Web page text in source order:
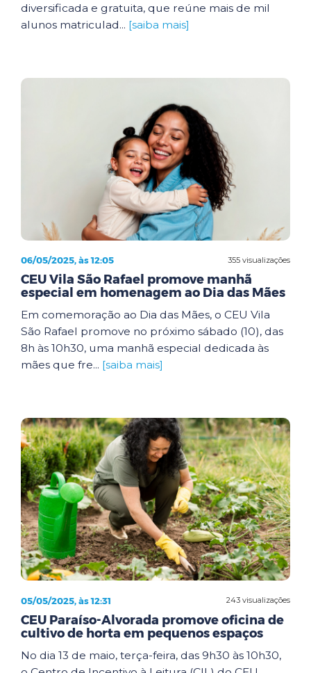
diversificada e gratuita, que reúne mais de mil
alunos matriculad... [saiba mais]
355 visualizações
06/05/2025, às 12:05
CEU Vila São Rafael promove manhã
especial em homenagem ao Dia das Mães
Em comemoração ao Dia das Mães, o CEU Vila
São Rafael promove no próximo sábado (10), das
8h às 10h30, uma manhã especial dedicada às
mães que fre... [saiba mais]
243 visualizações
05/05/2025, às 12:31
CEU Paraíso-Alvorada promove oficina de
cultivo de horta em pequenos espaços
No dia 13 de maio, terça-feira, das 9h30 às 10h30,